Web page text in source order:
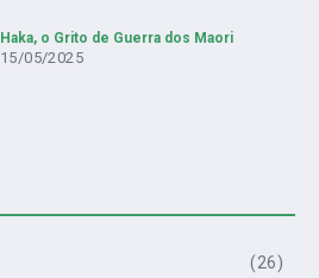
Haka, o Grito de Guerra dos Maori
15/05/2025
(26)